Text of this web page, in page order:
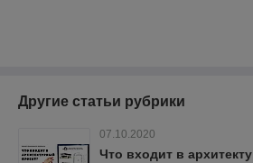
Другие статьи рубрики
07.10.2020
Что входит в